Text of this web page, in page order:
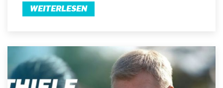
WEITERLESEN